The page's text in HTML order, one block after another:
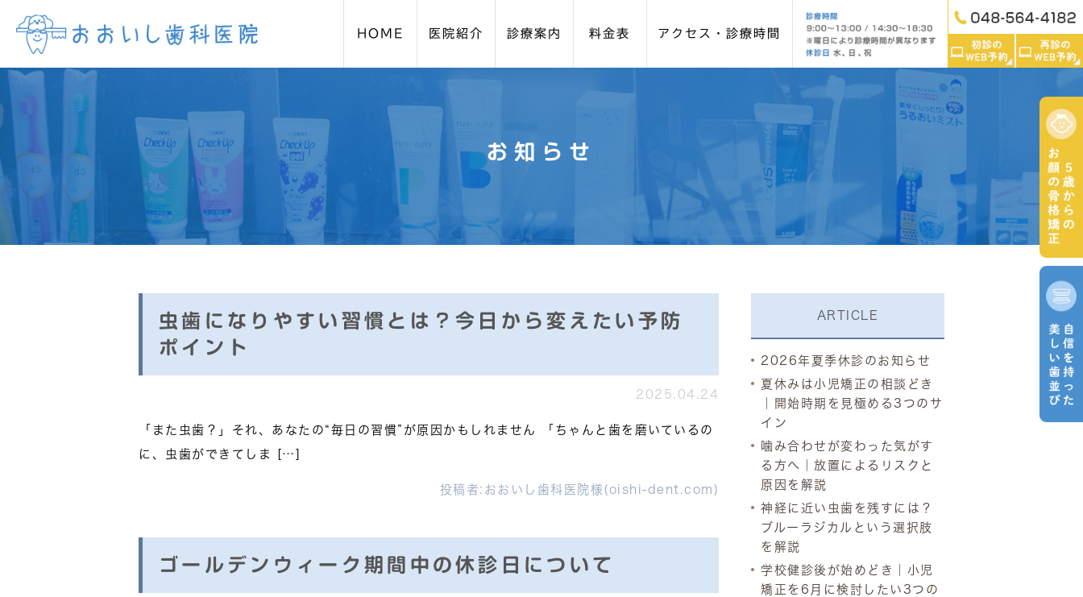
HOME 医院紹介
当院について 当院の特徴 スタッフ紹介
診療案内
診療案内 虫歯 ブルーラジカル
矯正歯科(マウスピース矯正・インビザライン)
親知らずの抜歯 入れ歯
審美歯科セラミック
小児歯科 小児矯正（咬合育成/プレオルソ） マタニティー歯科
料金表 アクセス・診療時間
お知らせ
虫歯になりやすい習慣とは？今日から変えたい予防
ポイント
2025.04.24
「また虫歯？」それ、あなたの“毎日の習慣”が原因かもしれません 「ちゃんと歯を磨いているの
に、虫歯ができてしま […]
投稿者: おおいし歯科医院様(oishi-dent.com)
ゴールデンウィーク期間中の休診日について
ARTICLE
2026年夏季休診のお知らせ
夏休みは小児矯正の相談どき
｜開始時期を見極める3つのサ
イン
噛み合わせが変わった気がす
る方へ｜放置によるリスクと
原因を解説
神経に近い虫歯を残すには？
ブルーラジカルという選択肢
を解説
学校健診後が始めどき｜小児
矯正を6月に検討したい3つの